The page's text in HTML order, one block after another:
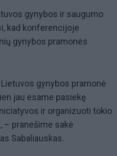
gynybos ir saugumo
kad konferencijoje
gynybos pramonės
gynybos pramonė
jau esame pasiekę
ir organizuoti tokio
– pranešime sakė
Sabaliauskas.